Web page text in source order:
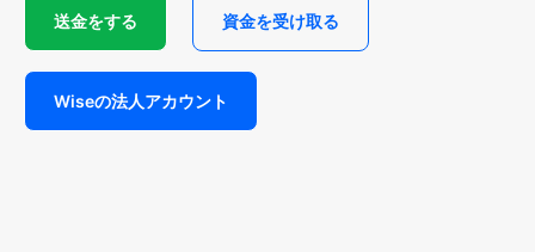
送金をする 資金を受け取る
Wiseの法人アカウント